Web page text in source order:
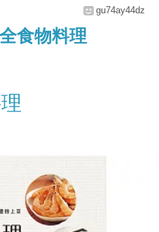
gu74ay44dz
食物料理